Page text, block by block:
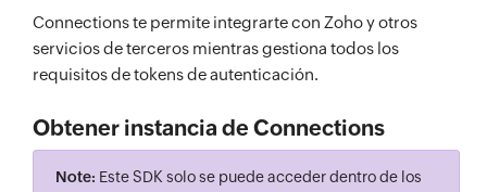
Connections te permite integrarte con Zoho y otros
servicios de terceros mientras gestiona todos los
requisitos de tokens de autenticación.
Obtener instancia de Connections
Note: Este SDK solo se puede acceder dentro de los